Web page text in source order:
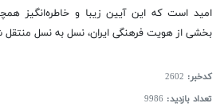
امید است که این آیین زیبا و خاطره‌انگیز
بخشی از هویت فرهنگی ایران، نسل به نسل منتقل
کدخبر: 2602
تعداد بازدید: 9986